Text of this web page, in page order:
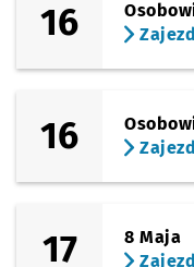
16
16
17
8 Maja